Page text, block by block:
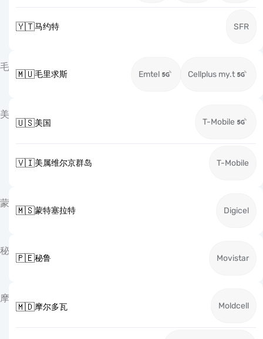
🇾🇹马约特 SFR
毛
🇲🇺毛里求斯 Emtel Cellplus my.t
美
🇺🇸美国 T-Mobile
🇻🇮美属维尔京群岛 T-Mobile
蒙
🇲🇸蒙特塞拉特 Digicel
秘
🇵🇪秘鲁 Movistar
摩
🇲🇩摩尔多瓦 Moldcell